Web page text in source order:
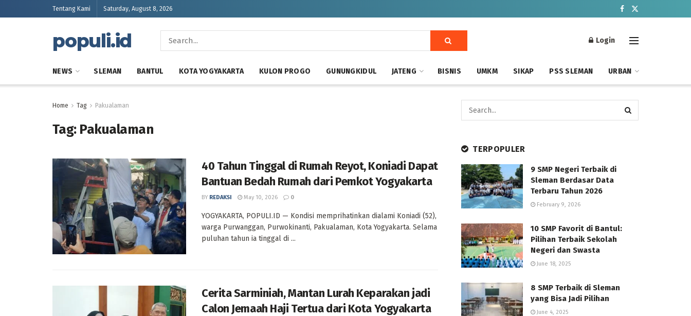
Tentang Kami Saturday, August 8, 2026
populi.id Login
NEWS SLEMAN BANTUL KOTA YOGYAKARTA KULON PROGO GUNUNGKIDUL JATENG BISNIS UMKM SIKAP PSS SLEMAN URBAN
Home Tag Pakualaman
Tag: Pakualaman
40 Tahun Tinggal di Rumah Reyot, Koniadi Dapat
Bantuan Bedah Rumah dari Pemkot Yogyakarta
BY REDAKSI May 10, 2026 0
YOGYAKARTA, POPULI.ID — Kondisi memprihatinkan dialami Koniadi (52),
warga Purwanggan, Purwokinanti, Pakualaman, Kota Yogyakarta. Selama
puluhan tahun ia tinggal di ...
Cerita Sarminiah, Mantan Lurah Keparakan jadi
Calon Jemaah Haji Tertua dari Kota Yogyakarta
TERPOPULER
9 SMP Negeri Terbaik di
Sleman Berdasar Data
Terbaru Tahun 2026
February 9, 2026
10 SMP Favorit di Bantul:
Pilihan Terbaik Sekolah
Negeri dan Swasta
June 18, 2025
8 SMP Terbaik di Sleman
yang Bisa Jadi Pilihan
June 4, 2025